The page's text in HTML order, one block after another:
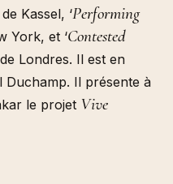
Kassel, ‘Performing
York, et ‘Contested
Londres. Il est en
Duchamp. Il présente à
le projet Vive